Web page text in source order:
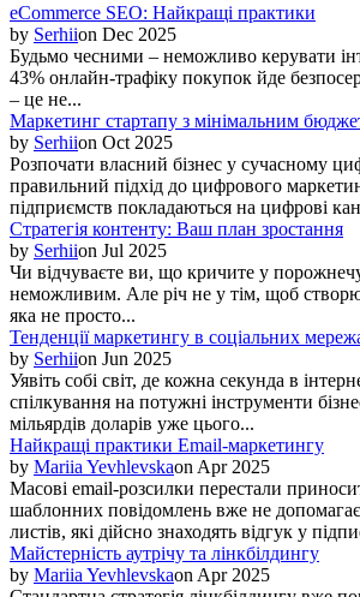
eCommerce SEO: Найкращі практики
by Serhiion Dec 2025
Будьмо чесними – неможливо керувати
43% онлайн-трафіку покупок йде
– це не...
Маркетинг стартапу з мінімальним
by Serhiion Oct 2025
Розпочати власний бізнес у сучасному
правильний підхід до цифрового
підприємств покладаються на цифрові
Стратегія контенту: Ваш план зростання
by Serhiion Jul 2025
Чи відчуваєте ви, що кричите у
неможливим. Але річ не у тім, щоб
яка не просто...
Тенденції маркетингу в соціальних
by Serhiion Jun 2025
Уявіть собі світ, де кожна секунда в
спілкування на потужні інструменти
мільярдів доларів уже цього...
Найкращі практики Email-маркетингу
by Mariia Yevhlevskaon Apr 2025
Масові email-розсилки перестали
шаблонних повідомлень вже не допомагає
листів, які дійсно знаходять відгук у
Майстерність аутрічу та лінкбілдингу
by Mariia Yevhlevskaon Apr 2025